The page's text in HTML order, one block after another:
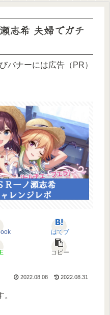
志希 夫婦でガチ
バナーには広告（PR）
はてブ
コピー
2022.08.08 2022.08.31